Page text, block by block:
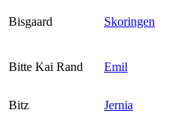
Bisgaard Skoringen
Bitte Kai Rand Emil
Bitz
Jernia